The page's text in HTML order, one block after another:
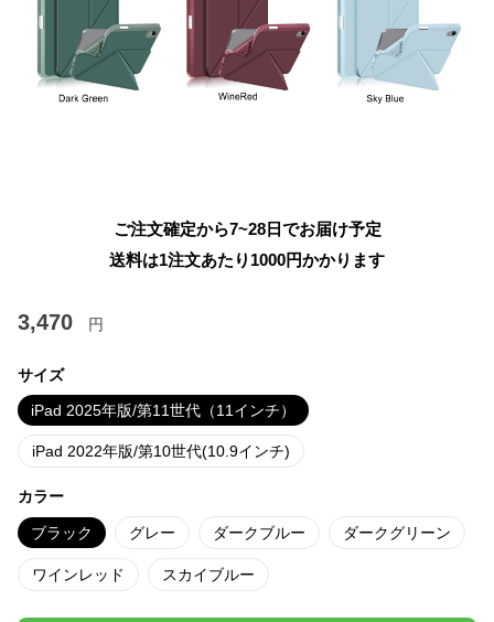
ご注文確定から7~28日でお届け予定
送料は1注文あたり 1000円かかります
3,470 円
サイズ
iPad 2025年版/第11世代（11インチ）
iPad 2022年版/第10世代(10.9インチ)
カラー
ブラック グレー ダークブルー ダークグリーン
ワインレッド スカイブルー